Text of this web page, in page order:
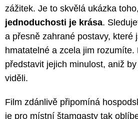
zážitek. Je to skvělá ukázka
jednoduchosti je krása.
a přesně zahrané postavy, které
hmatatelné a zcela jim rozumíte.
představit jejich minulost, aniž
viděli.
Film zdánlivě připomíná
je pro místní štamgasty tak